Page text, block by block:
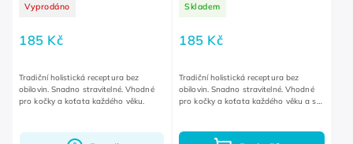
Vyprodáno
185 Kč
Tradiční holistická receptura bez
obilovin. Snadno stravitelné. Vhodné
pro kočky a koťata každého věku.
Skladem
185 Kč
Tradiční holistická receptura bez
obilovin. Snadno stravitelné. Vhodné
pro kočky a koťata každého věku a s